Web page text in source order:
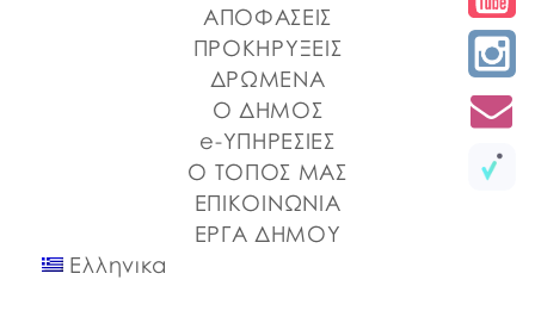
ΑΠΟΦΑΣΕΙΣ
ΠΡΟΚΗΡΥΞΕΙΣ
ΔΡΩΜΕΝΑ
Ο ΔΗΜΟΣ
e-ΥΠΗΡΕΣΙΕΣ
Ο ΤΟΠΟΣ ΜΑΣ
ΕΠΙΚΟΙΝΩΝΙΑ
ΕΡΓΑ ΔΗΜΟΥ
Ελληνικα